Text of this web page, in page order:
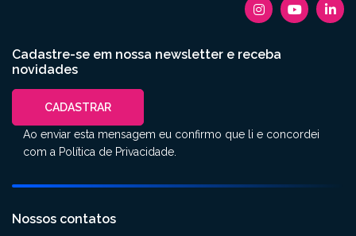
Cadastre-se em nossa newsletter e receba
novidades
CADASTRAR
Ao enviar esta mensagem eu confirmo que li e concordei
com a Política de Privacidade
Nossos contatos